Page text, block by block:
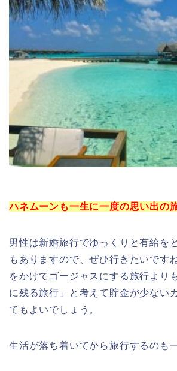
ハネムーンも一生に一度の思い出の
男性は新婚旅行でゆっくりと有給を
もありますので、ぜひ行きたいです
をかけてゴージャスにする旅行より
に残る旅行」と考えて貯金が少ない
てもよいでしょう。
生活が落ち着いてから旅行するのも